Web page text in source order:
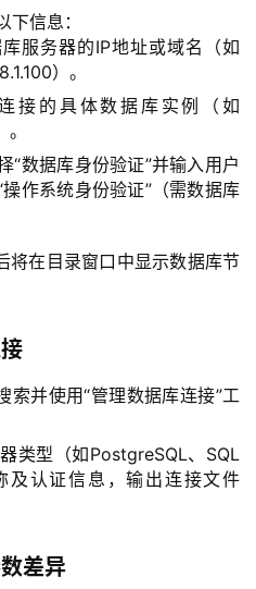
信息：
库服务器的IP地址或域名（如
）。
接的具体数据库实例（如
“数据库身份验证”并输入用户
作系统身份验证”（需数据库
将在目录窗口中显示数据库节
索并使用“管理数据库连接”工
类型（如PostgreSQL、SQL
及认证信息，输出连接文件
差异